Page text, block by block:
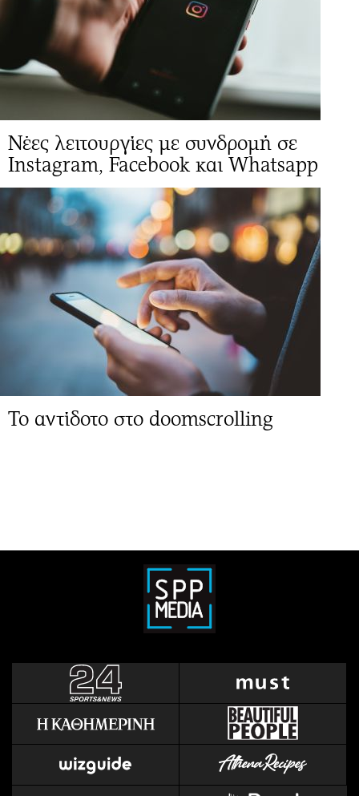
Νέες λειτουργίες με συνδρομή σε
Instagram, Facebook και Whatsapp
Το αντίδοτο στο doomscrolling